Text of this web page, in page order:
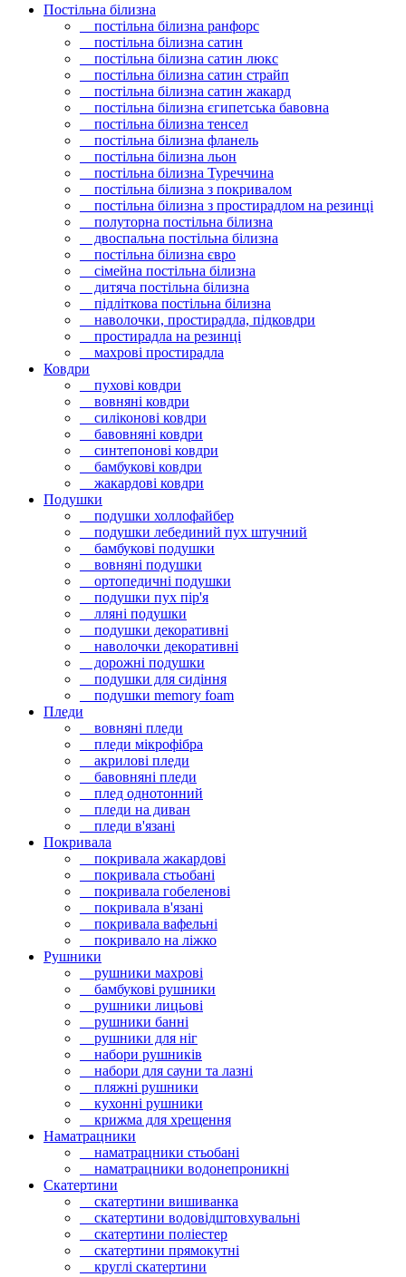
Постільна білизна
постільна білизна ранфорс
постільна білизна сатин
постільна білизна сатин люкс
постільна білизна сатин страйп
постільна білизна сатин жакард
постільна білизна єгипетська бавовна
постільна білизна тенсел
постільна білизна фланель
постільна білизна льон
постільна білизна Туреччина
постільна білизна з покривалом
постільна білизна з простирадлом на резинці
полуторна постільна білизна
двоспальна постільна білизна
постільна білизна євро
сімейна постільна білизна
дитяча постільна білизна
підліткова постільна білизна
наволочки, простирадла, підковдри
простирадла на резинці
махрові простирадла
Ковдри
пухові ковдри
вовняні ковдри
силіконові ковдри
бавовняні ковдри
синтепонові ковдри
бамбукові ковдри
жакардові ковдри
Подушки
подушки холлофайбер
подушки лебединий пух штучний
бамбукові подушки
вовняні подушки
ортопедичні подушки
подушки пух пір'я
лляні подушки
подушки декоративні
наволочки декоративні
дорожні подушки
подушки для сидіння
подушки memory foam
Пледи
вовняні пледи
пледи мікрофібра
акрилові пледи
бавовняні пледи
плед однотонний
пледи на диван
пледи в'язані
Покривала
покривала жакардові
покривала стьобані
покривала гобеленові
покривала в'язані
покривала вафельні
покривало на ліжко
Рушники
рушники махрові
бамбукові рушники
рушники лицьові
рушники банні
рушники для ніг
набори рушників
набори для сауни та лазні
пляжні рушники
кухонні рушники
крижма для хрещення
Наматрацники
наматрацники стьобані
наматрацники водонепроникні
Скатертини
скатертини вишиванка
скатертини водовідштовхувальні
скатертини поліестер
скатертини прямокутні
круглі скатертини